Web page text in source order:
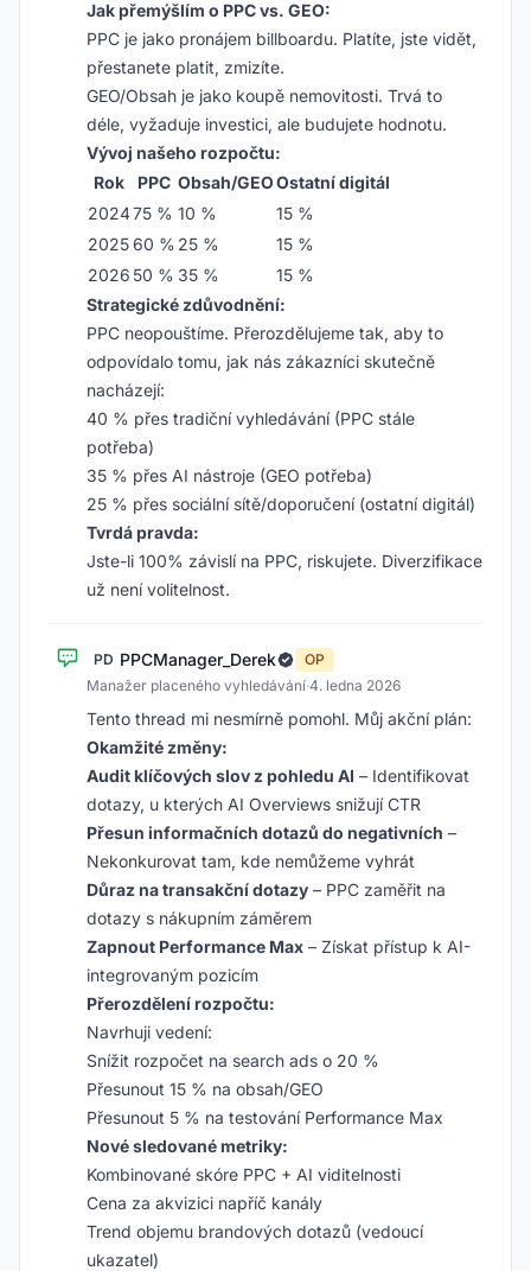
Jak přemýšlím o PPC vs. GEO:
PPC je jako pronájem billboardu. Platíte, jste vidět,
přestanete platit, zmizíte.
GEO/Obsah je jako koupě nemovitosti. Trvá to
déle, vyžaduje investici, ale budujete hodnotu.
Vývoj našeho rozpočtu:
Rok
PPC Obsah/GEOOstatní digitál
202475 % 10 %
15 %
202560 % 25 %
15 %
2026 50 % 35 %
15 %
Strategické zdůvodnění:
PPC neopouštíme. Přerozdělujeme tak, aby to
odpovídalo tomu, jak nás zákazníci skutečně
nacházejí:
40 % přes tradiční vyhledávání (PPC stále
potřeba)
35 % přes AI nástroje (GEO potřeba)
25 % přes sociální sítě/doporučení (ostatní digitál)
Tvrdá pravda:
Jste-li 100% závislí na PPC, riskujete. Diverzifikace
už není volitelnost.
PD PPCManager_Derek
OP
Manažer placeného vyhledávání·4. ledna 2026
Tento thread mi nesmírně pomohl. Můj akční plán:
Okamžité změny:
Audit klíčových slov z pohledu AI – Identifikovat
dotazy, u kterých AI Overviews snižují CTR
Přesun informačních dotazů do negativních –
Nekonkurovat tam, kde nemůžeme vyhrát
Důraz na transakční dotazy – PPC zaměřit na
dotazy s nákupním záměrem
Zapnout Performance Max – Získat přístup k AI-
integrovaným pozicím
Přerozdělení rozpočtu:
Navrhuji vedení:
Snížit rozpočet na search ads o 20 %
Přesunout 15 % na obsah/GEO
Přesunout 5 % na testování Performance Max
Nové sledované metriky:
Kombinované skóre PPC + AI viditelnosti
Cena za akvizici napříč kanály
Trend objemu brandových dotazů (vedoucí
ukazatel)